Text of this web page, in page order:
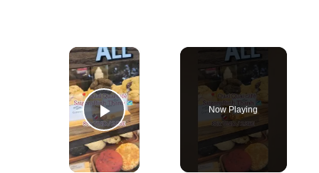
×
Play Video
Now Playing